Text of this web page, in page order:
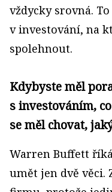
vždycky srovná.
v investování, na
spolehnout.
Kdybyste měl
s investováním,
se měl chovat,
Warren Buffett
umět jen dvě věci.